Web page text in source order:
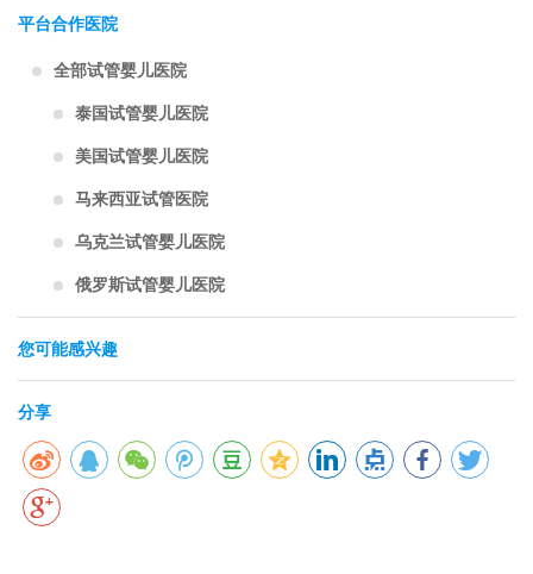
平台合作医院
全部试管婴儿医院
泰国试管婴儿医院
美国试管婴儿医院
马来西亚试管医院
乌克兰试管婴儿医院
俄罗斯试管婴儿医院
您可能感兴趣
分享